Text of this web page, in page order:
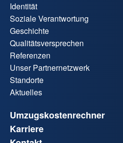
Identität
Soziale Verantwortung
Geschichte
Qualitätsversprechen
Referenzen
Unser Partnernetzwerk
Standorte
Aktuelles
Umzugskostenrechner
Karriere